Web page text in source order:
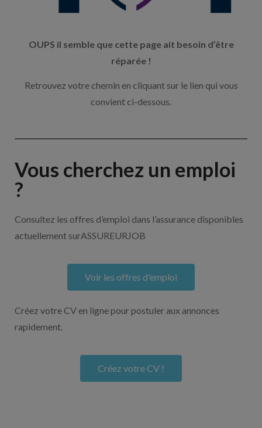
OUPS il semble que cette page ait besoin d’être
réparée !
Retrouvez votre chemin en cliquant sur le lien qui vous
convient ci-dessous.
Vous cherchez un emploi
?
Consultez les offres d’emploi dans l’assurance disponibles
actuellement surASSUREURJOB
Voir les offres d'emploi
Créez votre CV en ligne pour postuler aux annonces
rapidement.
Créez votre CV !